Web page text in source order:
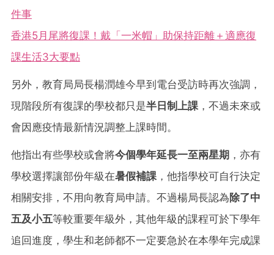
件事
香港5月尾將復課！戴「一米帽」助保持距離＋適應復
課生活3大要點
另外，教育局局長楊潤雄今早到電台受訪時再次強調，
現階段所有復課的學校都只是半日制上課，不過未來或
會因應疫情最新情況調整上課時間。
他指出有些學校或會將今個學年延長一至兩星期 ，亦有
學校選擇讓部份年級在暑假補課，他指學校可自行決定
相關安排，不用向教育局申請。不過楊局長認為除了中
五及小五等較重要年級外，其他年級的課程可於下學年
追回進度，學生和老師都不一定要急於在本學年完成課